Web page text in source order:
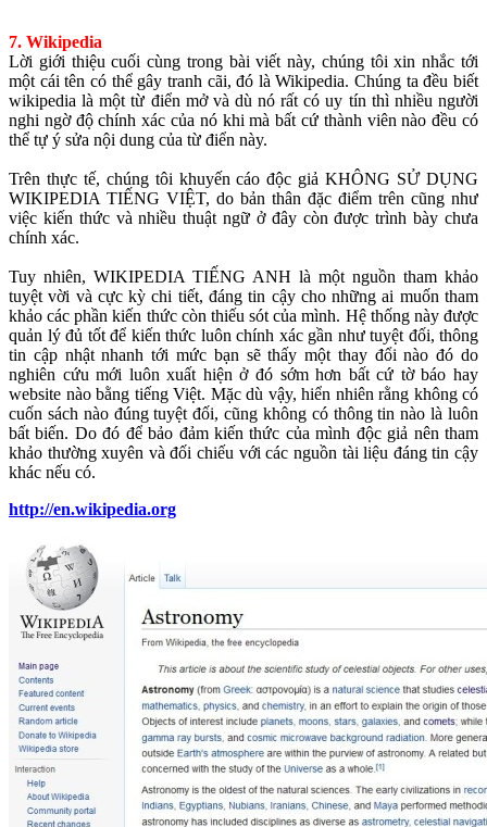
7. Wikipedia
Lời giới thiệu cuối cùng trong bài viết này, chúng tôi xin nhắc tới
một cái tên có thể gây tranh cãi, đó là Wikipedia. Chúng ta đều biết
wikipedia là một từ điển mở và dù nó rất có uy tín thì nhiều người
nghi ngờ độ chính xác của nó khi mà bất cứ thành viên nào đều có
thể tự ý sửa nội dung của từ điển này.
Trên thực tế, chúng tôi khuyến cáo độc giả KHÔNG SỬ DỤNG
WIKIPEDIA TIẾNG VIỆT, do bản thân đặc điểm trên cũng như
việc kiến thức và nhiều thuật ngữ ở đây còn được trình bày chưa
chính xác.
Tuy nhiên, WIKIPEDIA TIẾNG ANH là một nguồn tham khảo
tuyệt vời và cực kỳ chi tiết, đáng tin cậy cho những ai muốn tham
khảo các phần kiến thức còn thiếu sót của mình. Hệ thống này được
quản lý đủ tốt để kiến thức luôn chính xác gần như tuyệt đối, thông
tin cập nhật nhanh tới mức bạn sẽ thấy một thay đổi nào đó do
nghiên cứu mới luôn xuất hiện ở đó sớm hơn bất cứ tờ báo hay
website nào bằng tiếng Việt. Mặc dù vậy, hiển nhiên rằng không có
cuốn sách nào đúng tuyệt đối, cũng không có thông tin nào là luôn
bất biến. Do đó để bảo đảm kiến thức của mình độc giả nên tham
khảo thường xuyên và đối chiếu với các nguồn tài liệu đáng tin cậy
khác nếu có.
http://en.wikipedia.org